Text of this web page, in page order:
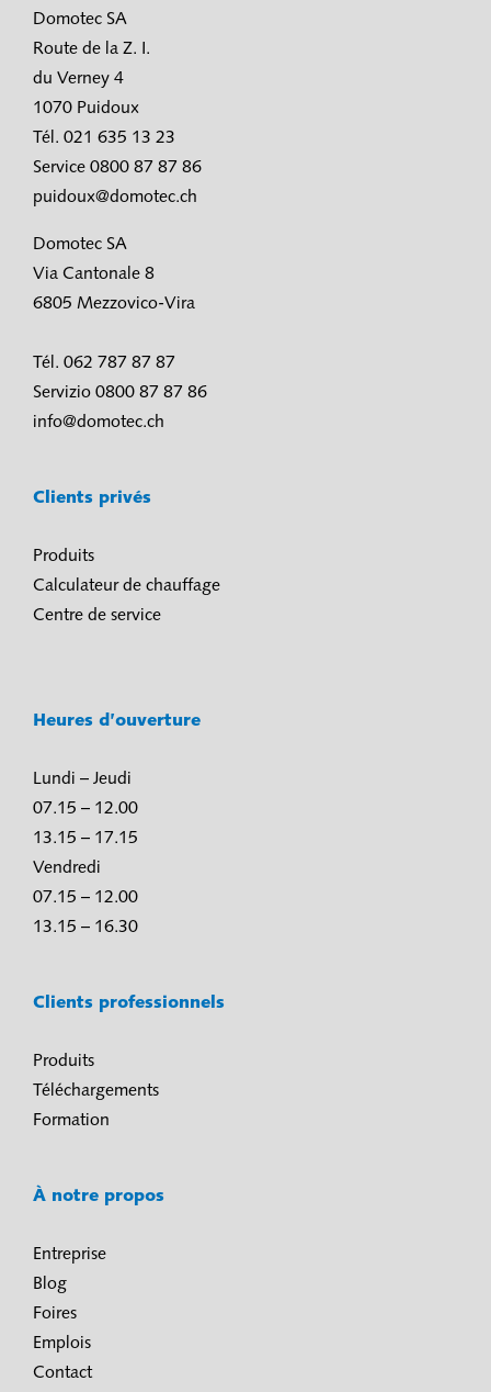
Domotec SA
Route de la Z. I.
du Verney 4
1070 Puidoux
Tél. 021 635 13 23
Service 0800 87 87 86
puidoux@domotec.ch
Domotec SA
Via Cantonale 8
6805 Mezzovico-Vira
Tél. 062 787 87 87
Servizio 0800 87 87 86
info@domotec.ch
Clients privés
Produits
Calculateur de chauffage
Centre de service
Heures d’ouverture
Lundi – Jeudi
07.15 – 12.00
13.15 – 17.15
Vendredi
07.15 – 12.00
13.15 – 16.30
Clients professionnels
Produits
Téléchargements
Formation
À notre propos
Entreprise
Blog
Foires
Emplois
Contact